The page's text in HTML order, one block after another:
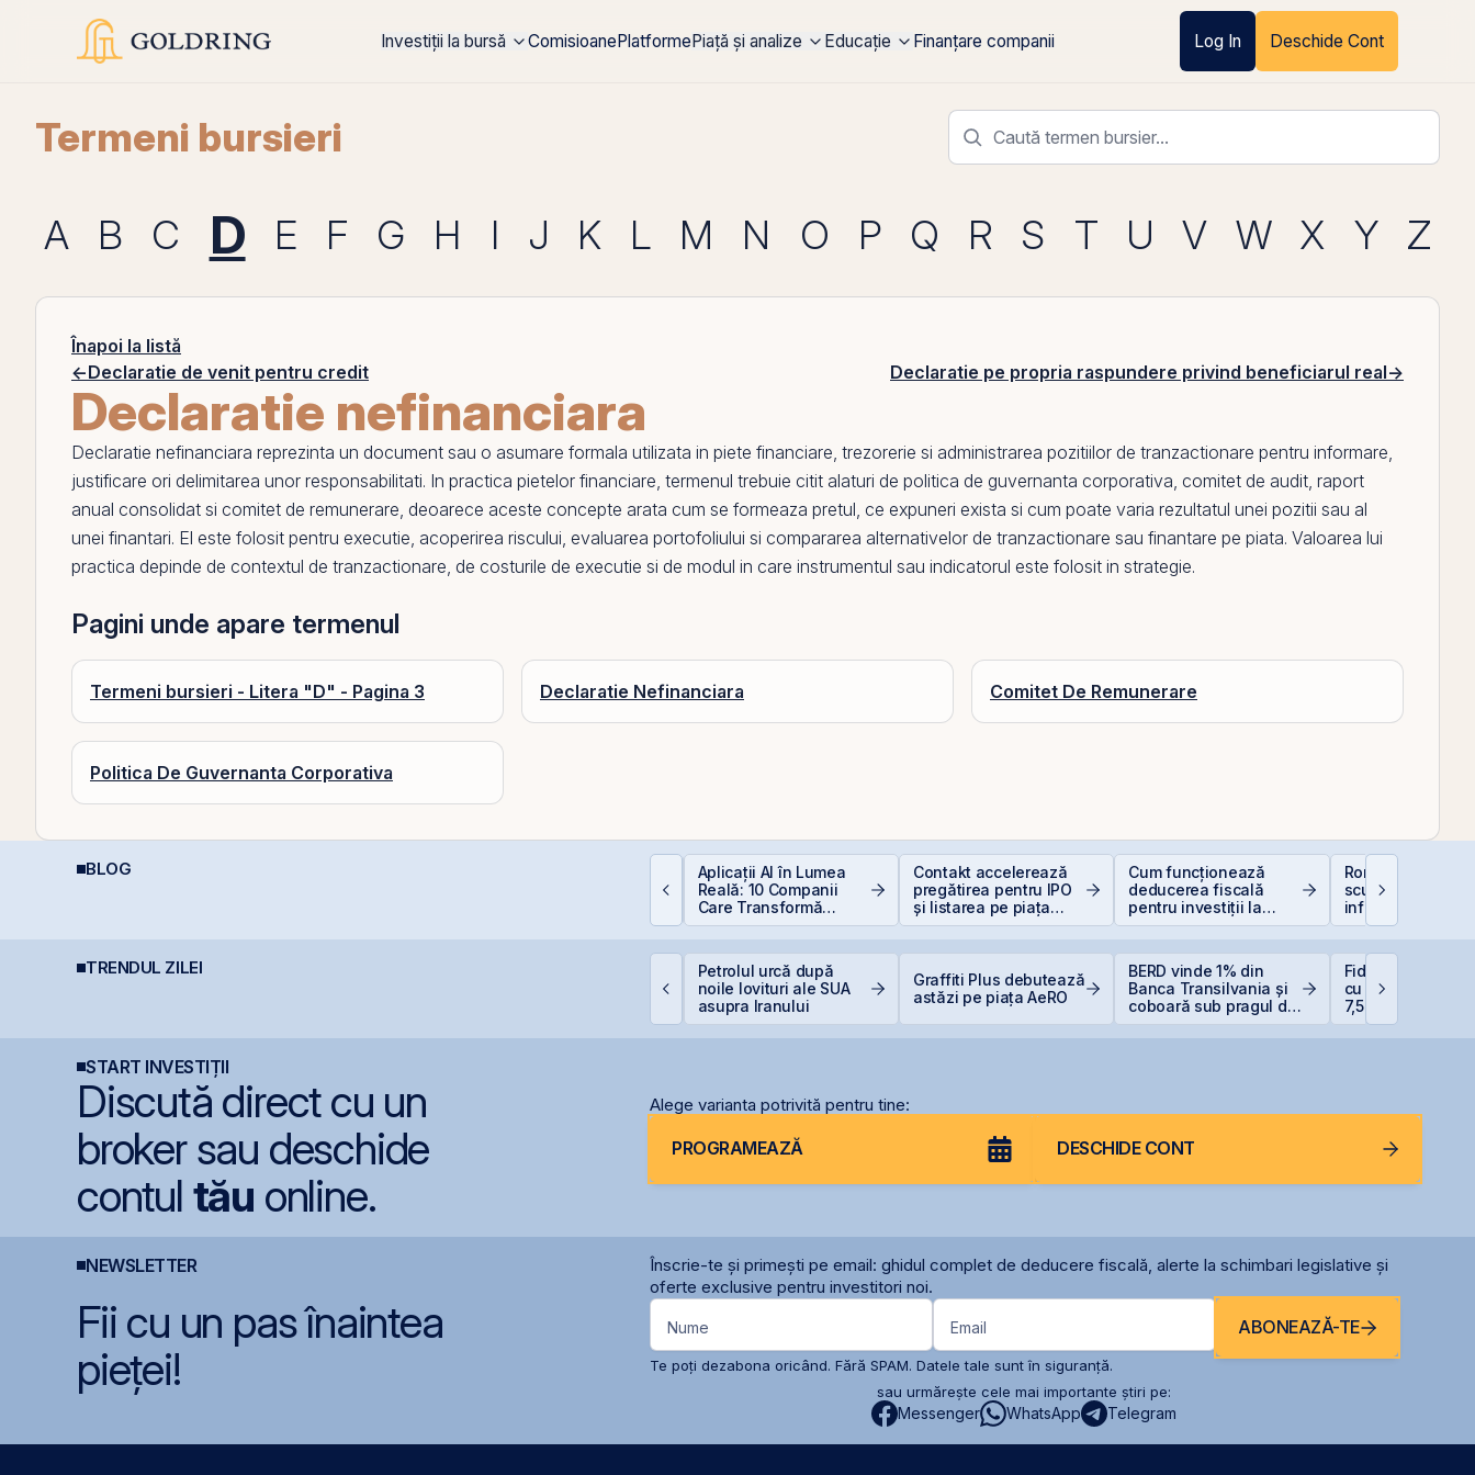
Investiții la bursă ComisioanePlatformePiață și analize Educație Finanțare companii Log In Deschide Cont
Termeni bursieri
A B C D E F G H I J K L M N O P Q R S T U V W X Y Z
Înapoi la listă
←Declaratie de venit pentru credit Declaratie pe propria raspundere privind beneficiarul real→
Declaratie nefinanciara
Declaratie nefinanciara reprezinta un document sau o asumare formala utilizata in piete financiare, trezorerie si administrarea pozitiilor de tranzactionare pentru informare,
justificare ori delimitarea unor responsabilitati. In practica pietelor financiare, termenul trebuie citit alaturi de politica de guvernanta corporativa, comitet de audit, raport
anual consolidat si comitet de remunerare, deoarece aceste concepte arata cum se formeaza pretul, ce expuneri exista si cum poate varia rezultatul unei pozitii sau al
unei finantari. El este folosit pentru executie, acoperirea riscului, evaluarea portofoliului si compararea alternativelor de tranzactionare sau finantare pe piata. Valoarea lui
practica depinde de contextul de tranzactionare, de costurile de executie si de modul in care instrumentul sau indicatorul este folosit in strategie.
Pagini unde apare termenul
Termeni bursieri - Litera "D" - Pagina 3 Declaratie Nefinanciara Comitet De Remunerare
Politica De Guvernanta Corporativa
BLOG
De la Caritas la BVB:
Aplicații AI în Lumea
Reală: 10 Companii
Care Transformă
Industriile
Contakt accelerează
pregătirea pentru IPO
și listarea pe piața
AeRO a BVB
Cum funcționează
deducerea fiscală
pentru investiții la
bursă
România,
scumpiri în UE:
inflația de 8,4%
erodează
reale pentru
TRENDUL ZILEI
Hidroelectrica vrea să
Petrolul urcă după
noile lovituri ale SUA
asupra Iranului
Graffiti Plus debutează
astăzi pe piața AeRO
BERD vinde 1% din
Banca Transilvania și
coboară sub pragul de
Fidelis din
cu dobânzi de
7,50% în lei și
euro
START INVESTIȚII
Discută direct cu un
broker sau deschide
contul tău online.
Alege varianta potrivită pentru tine:
PROGRAMEAZĂ DESCHIDE CONT
NEWSLETTER
Înscrie-te și primești pe email: ghidul complet de deducere fiscală, alerte la schimbari legislative și
oferte exclusive pentru investitori noi.
Fii cu un pas înaintea
pieței!
Nume Email ABONEAZĂ-TE
Te poți dezabona oricând. Fără SPAM. Datele tale sunt în siguranță.
sau urmărește cele mai importante știri pe:
Messenger WhatsApp Telegram